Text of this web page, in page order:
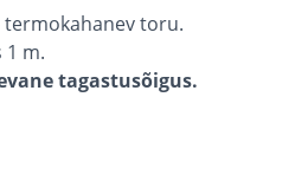
termokahanev toru.
1 m.
tagastusõigus.